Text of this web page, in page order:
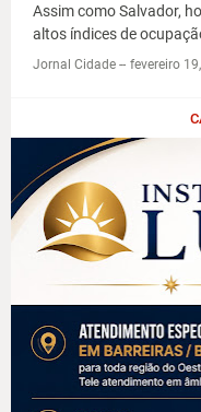
Assim como Salvador,
altos índices de
Jornal Cidade -- fevereiro